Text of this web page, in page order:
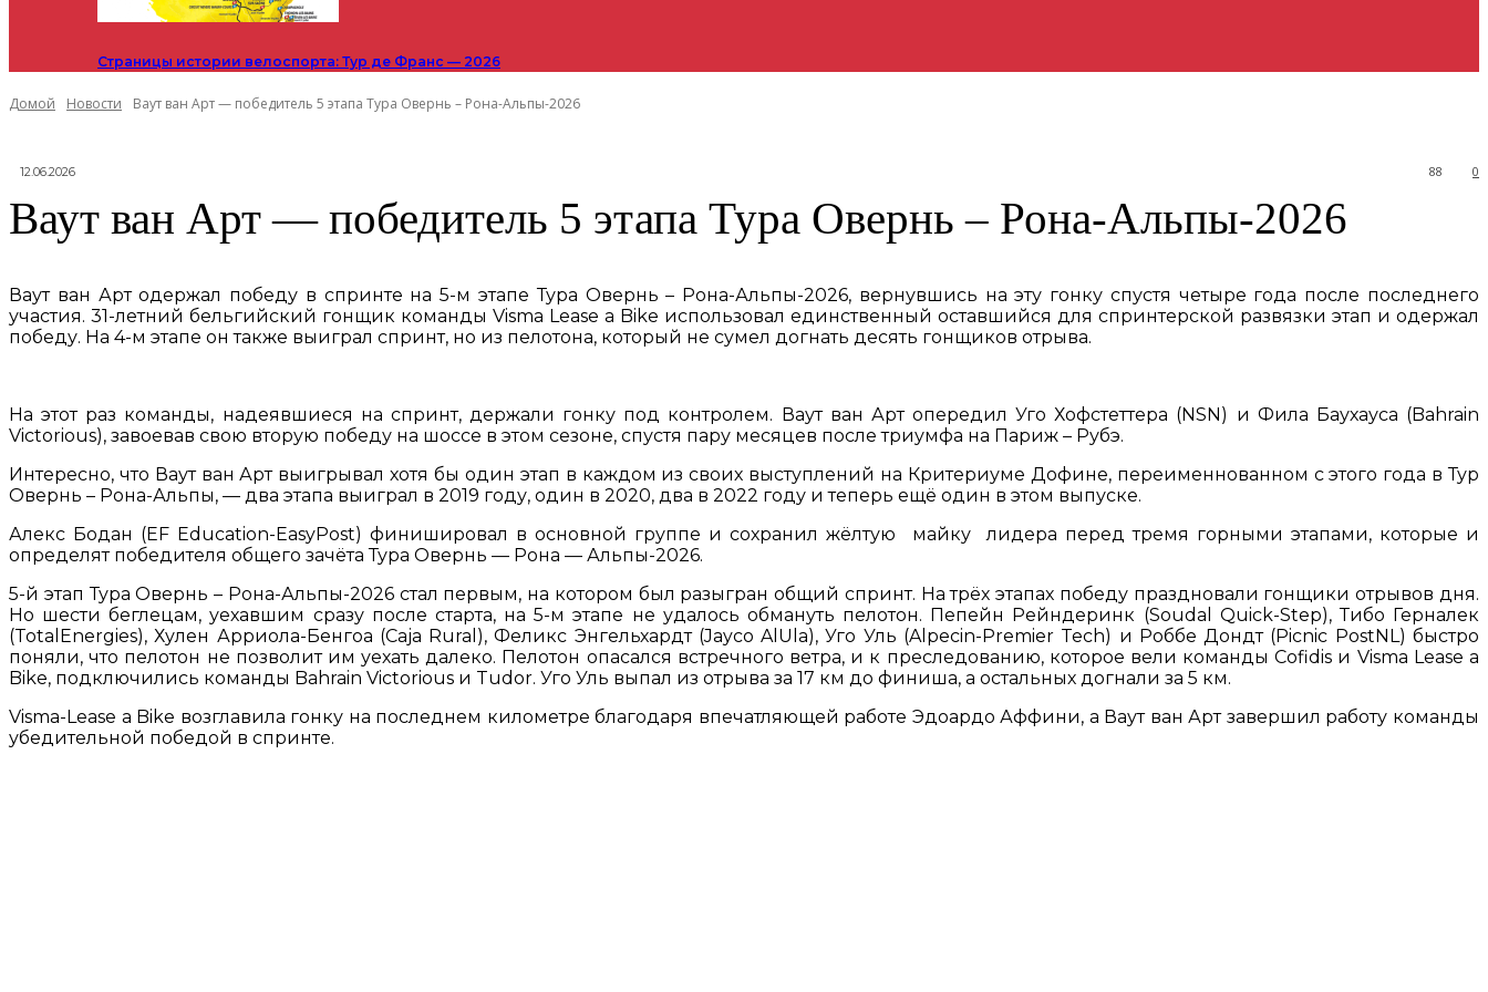
Страницы истории велоспорта: Тур де Франс — 2026
Домой Новости Ваут ван Арт — победитель 5 этапа Тура Овернь – Рона-Альпы-2026
12.06.2026 0
88
Ваут ван Арт — победитель 5 этапа Тура Овернь – Рона-Альпы-2026
Ваут ван Арт одержал победу в спринте на 5-м этапе Тура Овернь – Рона-Альпы-2026, вернувшись на эту гонку спустя четыре года после последнего
участия. 31-летний бельгийский гонщик команды Visma Lease a Bike использовал единственный оставшийся для спринтерской развязки этап и одержал
победу. На 4-м этапе он также выиграл спринт, но из пелотона, который не сумел догнать десять гонщиков отрыва.
На этот раз команды, надеявшиеся на спринт, держали гонку под контролем. Ваут ван Арт опередил Уго Хофстеттера (NSN) и Фила Баухауса (Bahrain
Victorious), завоевав свою вторую победу на шоссе в этом сезоне, спустя пару месяцев после триумфа на Париж – Рубэ.
Интересно, что Ваут ван Арт выигрывал хотя бы один этап в каждом из своих выступлений на Критериуме Дофине, переименнованном с этого года в Тур
Овернь – Рона-Альпы, — два этапа выиграл в 2019 году, один в 2020, два в 2022 году и теперь ещё один в этом выпуске.
Алекс Бодан (EF Education-EasyPost) финишировал в основной группе и сохранил жёлтую майку лидера перед тремя горными этапами, которые и
определят победителя общего зачёта Тура Овернь — Рона — Альпы-2026.
5-й этап Тура Овернь – Рона-Альпы-2026 стал первым, на котором был разыгран общий спринт. На трёх этапах победу праздновали гонщики отрывов дня.
Но шести беглецам, уехавшим сразу после старта, на 5-м этапе не удалось обмануть пелотон. Пепейн Рейндеринк (Soudal Quick-Step), Тибо Герналек
(TotalEnergies), Хулен Арриола-Бенгоа (Caja Rural), Феликс Энгельхардт (Jayco AlUla), Уго Уль (Alpecin-Premier Tech) и Роббе Дондт (Picnic PostNL) быстро
поняли, что пелотон не позволит им уехать далеко. Пелотон опасался встречного ветра, и к преследованию, которое вели команды Cofidis и Visma Lease a
Bike, подключились команды Bahrain Victorious и Tudor. Уго Уль выпал из отрыва за 17 км до финиша, а остальных догнали за 5 км.
Visma-Lease a Bike возглавила гонку на последнем километре благодаря впечатляющей работе Эдоардо Аффини, а Ваут ван Арт завершил работу команды
убедительной победой в спринте.